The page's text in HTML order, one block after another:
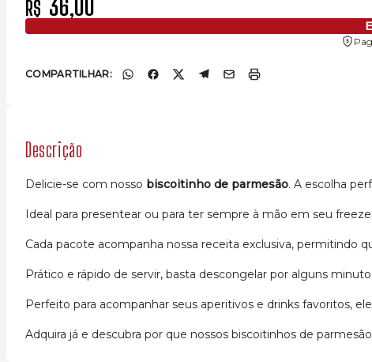
R$ 36,00
COMPARTILHAR:
Descrição
Delicie-se com nosso biscoitinho de parmesão. A escolha
Ideal para presentear ou para ter sempre à mão em seu
Cada pacote acompanha nossa receita exclusiva, permitindo
Prático e rápido de servir, basta descongelar por alguns
Perfeito para acompanhar seus aperitivos e drinks favoritos,
Adquira já e descubra por que nossos biscoitinhos de